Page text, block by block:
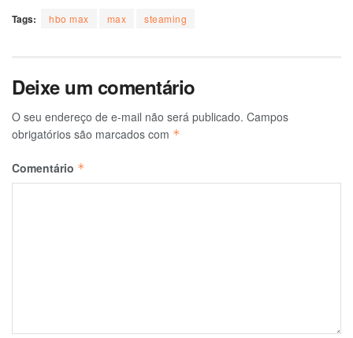
Tags: hbo max max steaming
Deixe um comentário
O seu endereço de e-mail não será publicado. Campos
obrigatórios são marcados com *
Comentário *